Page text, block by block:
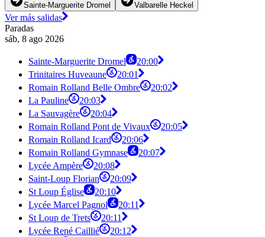
Sainte-Marguerite Dromel Valbarelle Heckel
Ver más salidas
Paradas
sáb, 8 ago 2026
Sainte-Marguerite Dromel
20:00
Trinitaires Huveaune
20:01
Romain Rolland Belle Ombre
20:02
La Pauline
20:03
La Sauvagère
20:04
Romain Rolland Pont de Vivaux
20:05
Romain Rolland Icard
20:06
Romain Rolland Gymnase
20:07
Lycée Ampère
20:08
Saint-Loup Florian
20:09
St Loup Église
20:10
Lycée Marcel Pagnol
20:11
St Loup de Trets
20:11
Lycée René Caillié
20:12